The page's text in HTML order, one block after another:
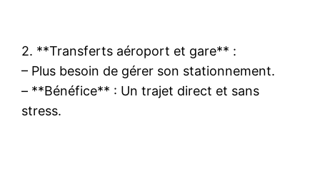
2. **Transferts aéroport et gare** :
– Plus besoin de gérer son stationnement.
– **Bénéfice** : Un trajet direct et sans
stress.